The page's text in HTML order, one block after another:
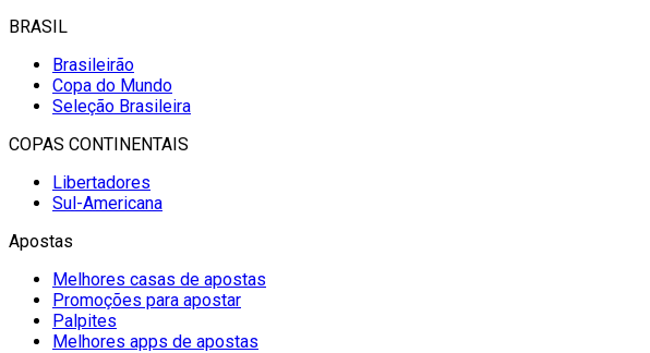
BRASIL
Brasileirão
Copa do Mundo
Seleção Brasileira
COPAS CONTINENTAIS
Libertadores
Sul-Americana
Apostas
Melhores casas de apostas
Promoções para apostar
Palpites
Melhores apps de apostas